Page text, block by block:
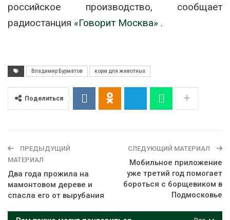
российское производство, сообщает
радиостанция «Говорит Москва» .
Владимир Бурматов корм для животных
Поделиться
ПРЕДЫДУЩИЙ
МАТЕРИАЛ
Два года прожила на
мамонтовом дереве и
спасла его от вырубания
СЛЕДУЮЩИЙ МАТЕРИАЛ
Мобильное приложение
уже третий год помогает
бороться с борщевиком в
Подмосковье